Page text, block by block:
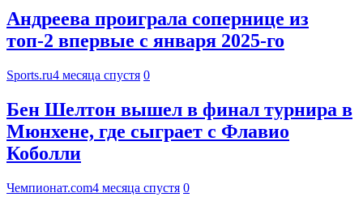
Андреева проиграла сопернице из
топ-2 впервые с января 2025-го
Sports.ru4 месяца спустя 0
Бен Шелтон вышел в финал турнира в
Мюнхене, где сыграет с Флавио
Коболли
Чемпионат.com4 месяца спустя 0